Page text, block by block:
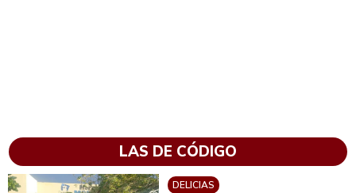
LAS DE CÓDIGO
DELICIAS